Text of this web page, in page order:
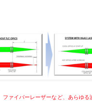
ファイバーレーザーなど、あらゆる